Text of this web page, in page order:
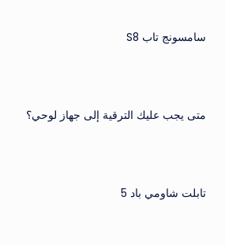
سامسونج تاب S8
متى يجب عليك الترقية إلى جهاز لوحي؟
تابلت شاومي باد 5